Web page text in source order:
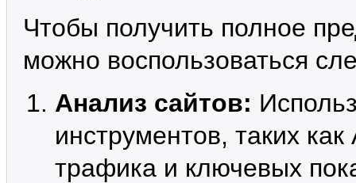
Чтобы получить полное
можно воспользоваться
Анализ сайтов:
инструментов, таких
трафика и ключевых